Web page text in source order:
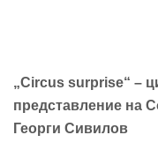
„Circus surprise“ –
представление на
Георги Сивилов